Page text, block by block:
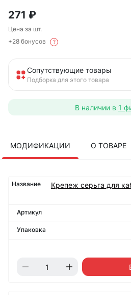
271 ₽
Цена за шт.
+28 бонусов
?
Сопутствующие товары
Подборка для этого товара
В наличии в 1
МОДИФИКАЦИИ О ТОВАРЕ
Крепеж серьга для